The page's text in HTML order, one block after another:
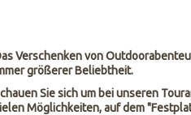
Verschenken von
größerer Beliebtheit.
Sie sich um bei unseren
Möglichkeiten, auf dem